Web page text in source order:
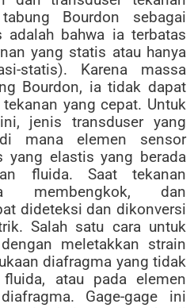
Bourdon sebagai
bahwa ia terbatas
yang statis atau hanya
statis). Karena massa
Bourdon, ia tidak dapat
yang cepat. Untuk
jenis transduser yang
mana elemen sensor
yang elastis yang berada
fluida. Saat tekanan
membengkok, dan
dideteksi dan dikonversi
Salah satu cara untuk
meletakkan strain
diafragma yang tidak
fluida, atau pada elemen
Gage-gage ini